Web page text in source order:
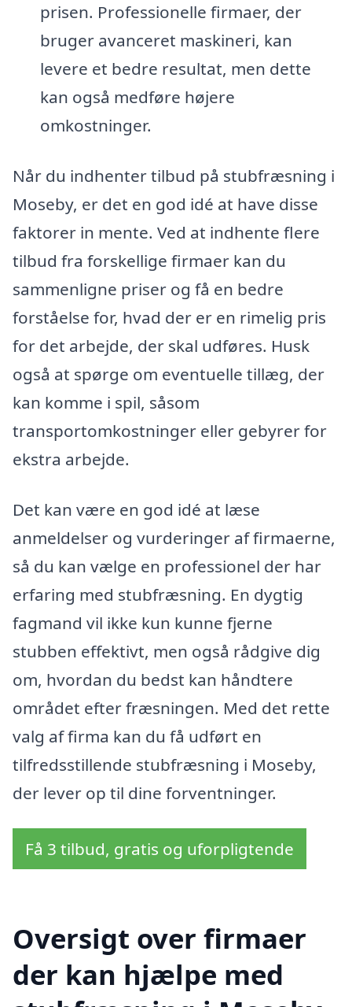
prisen. Professionelle firmaer, der
bruger avanceret maskineri, kan
levere et bedre resultat, men dette
kan også medføre højere
omkostninger.
Når du indhenter tilbud på stubfræsning i
Moseby, er det en god idé at have disse
faktorer in mente. Ved at indhente flere
tilbud fra forskellige firmaer kan du
sammenligne priser og få en bedre
forståelse for, hvad der er en rimelig pris
for det arbejde, der skal udføres. Husk
også at spørge om eventuelle tillæg, der
kan komme i spil, såsom
transportomkostninger eller gebyrer for
ekstra arbejde.
Det kan være en god idé at læse
anmeldelser og vurderinger af firmaerne,
så du kan vælge en professionel der har
erfaring med stubfræsning. En dygtig
fagmand vil ikke kun kunne fjerne
stubben effektivt, men også rådgive dig
om, hvordan du bedst kan håndtere
området efter fræsningen. Med det rette
valg af firma kan du få udført en
tilfredsstillende stubfræsning i Moseby,
der lever op til dine forventninger.
Få 3 tilbud, gratis og uforpligtende
Oversigt over firmaer
der kan hjælpe med